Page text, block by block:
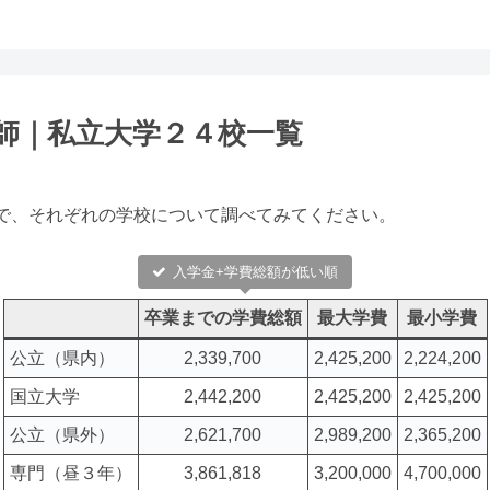
｜私立大学２４校一覧
それぞれの学校について調べてみてください。
入学金+学費総額が低い順
卒業までの学費総額 最大学費 最小学費
公立（県内） 2,339,700 2,425,200 2,224,200
国立大学 2,442,200 2,425,200 2,425,200
公立（県外） 2,621,700 2,989,200 2,365,200
専門（昼３年） 3,861,818 3,200,000 4,700,000